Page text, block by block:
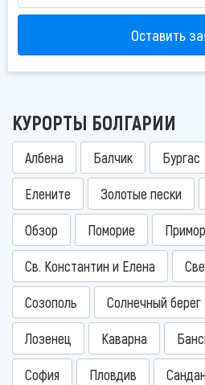
Оставить
КУРОРТЫ БОЛГАРИИ
Албена Балчик Бургас
Елените Золотые пески
Обзор Поморие
Св. Константин и Елена
Созополь Солнечный берег
Лозенец Каварна
София Пловдив